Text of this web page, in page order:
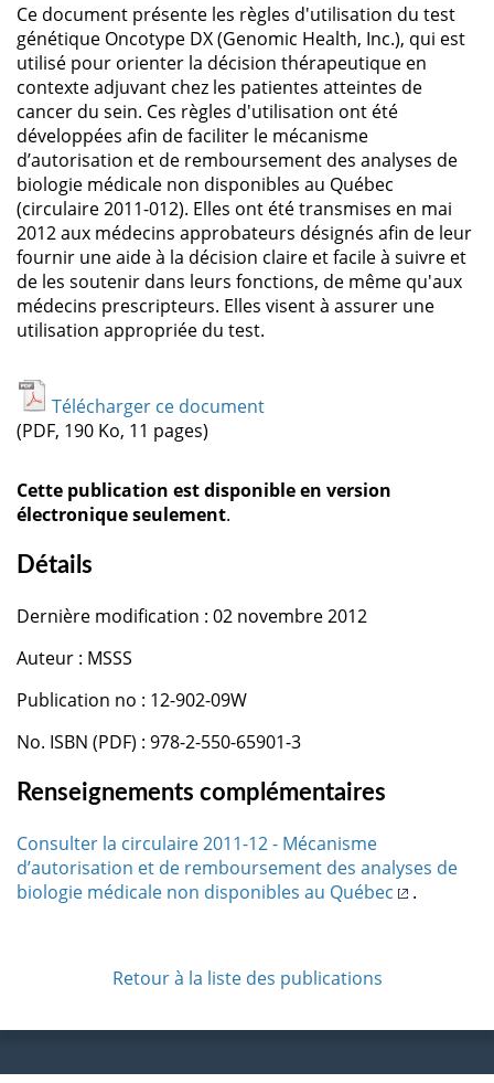
Ce document présente les règles d'utilisation du test
génétique Oncotype DX (Genomic Health, Inc.), qui est
utilisé pour orienter la décision thérapeutique en
contexte adjuvant chez les patientes atteintes de
cancer du sein. Ces règles d'utilisation ont été
développées afin de faciliter le mécanisme
d’autorisation et de remboursement des analyses de
biologie médicale non disponibles au Québec
(circulaire 2011-012). Elles ont été transmises en mai
2012 aux médecins approbateurs désignés afin de leur
fournir une aide à la décision claire et facile à suivre et
de les soutenir dans leurs fonctions, de même qu'aux
médecins prescripteurs. Elles visent à assurer une
utilisation appropriée du test.
Télécharger ce document
(PDF, 190 Ko, 11 pages)
Cette publication est disponible en version
électronique seulement.
Détails
Dernière modification : 02 novembre 2012
Auteur : MSSS
Publication no : 12-902-09W
No. ISBN (PDF) : 978-2-550-65901-3
Renseignements complémentaires
Consulter la circulaire 2011-12 - Mécanisme
d’autorisation et de remboursement des analyses de
biologie médicale non disponibles au Québec
.
Retour à la liste des publications